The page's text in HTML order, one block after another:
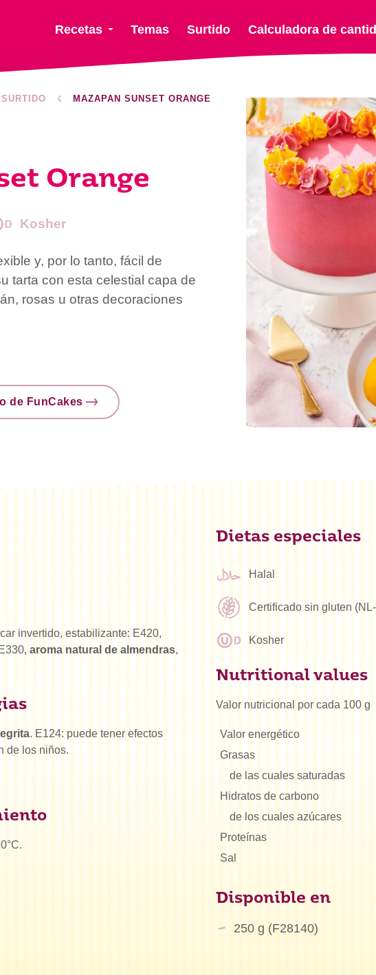
Recetas Temas Surtido Calculadora de
SURTIDO MAZAPAN SUNSET ORANGE
Orange
Kosher
y, por lo tanto, fácil de
tarta con esta celestial capa de
rosas u otras decoraciones
de FunCakes
invertido, estabilizante: E420,
aroma natural de almendras,
. E124: puede tener efectos
de los niños.
Dietas especiales
Halal
Certificado sin gluten
Kosher
Nutritional values
Valor nutricional por cada 100 g
Valor energético
Grasas
de las cuales saturadas
Hidratos de carbono
de los cuales azúcares
Proteínas
Sal
Disponible en
250 g (F28140)